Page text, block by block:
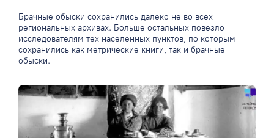
Брачные обыски сохранились далеко не во всех
региональных архивах. Больше остальных повезло
исследователям тех населенных пунктов, по которым
сохранились как метрические книги, так и брачные
обыски.